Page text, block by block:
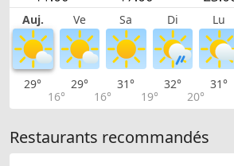
Auj. Ve Sa Di Lu
29°
16°
29°
16°
31°
19°
32°
20°
31°
Restaurants recommandés